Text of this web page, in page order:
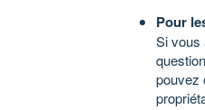
Pour
Si vous
pouvez